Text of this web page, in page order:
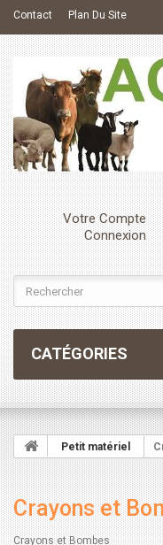
Contact Plan Du Site
Votre Compte
Connexion
CATÉGORIES
Petit matériel
Crayons et
Crayons et Bombes